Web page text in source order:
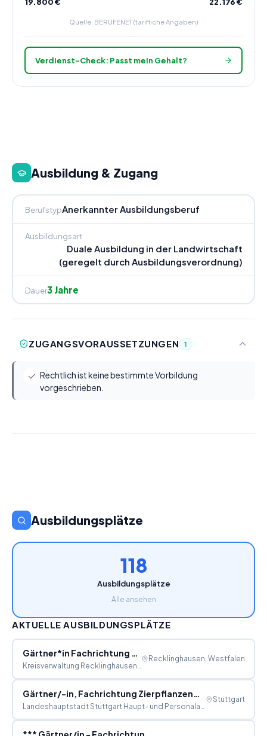
Quelle: BERUFENET (tarifliche Angaben)
Verdienst-Check: Passt mein Gehalt?
Ausbildung & Zugang
BerufstypAnerkannter Ausbildungsberuf
Ausbildungsart
Duale Ausbildung in der Landwirtschaft
(geregelt durch Ausbildungsverordnung)
Dauer3 Jahre
ZUGANGSVORAUSSETZUNGEN 1
Rechtlich ist keine bestimmte Vorbildung
vorgeschrieben.
Ausbildungsplätze
118
Ausbildungsplätze
Alle ansehen
AKTUELLE AUSBILDUNGSPLÄTZE
Gärtner*in Fachrichtung Zierpflanzenbau (m/w/d)
Kreisverwaltung Recklinghausen FD Personalservice
Recklinghausen, Westfalen
Gärtner/-in, Fachrichtung Zierpflanzenbau (m/w/d)
Landeshauptstadt Stuttgart Haupt- und Personalamt
Stuttgart